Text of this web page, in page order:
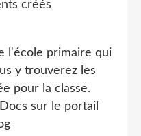
l'école primaire qui
y trouverez les
pour la classe.
sur le portail